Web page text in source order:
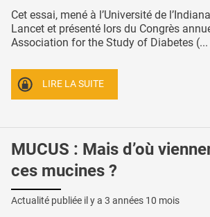
Cet essai, mené à l’Université de
Lancet et présenté lors du Congrès
Association for the Study of Diabetes (...
LIRE LA SUITE
MUCUS : Mais d’où
ces mucines ?
Actualité publiée il y a 3 années 10 mois